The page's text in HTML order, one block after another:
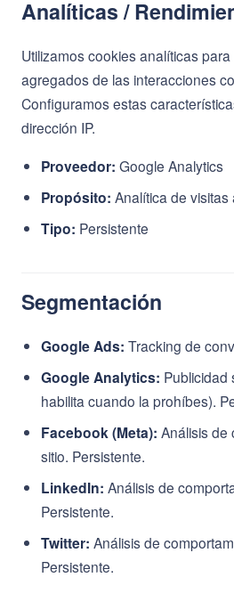
Analíticas /
Utilizamos cookies analíticas
agregados de las interacciones
Configuramos estas
dirección IP.
Proveedor: Google Analytics
Propósito: Analítica de visitas
Tipo: Persistente
Segmentación
Google Ads: Tracking de
Google Analytics: Publicidad
habilita cuando la prohíbes).
Facebook (Meta): Análisis de
sitio. Persistente.
LinkedIn: Análisis de
Persistente.
Twitter: Análisis de
Persistente.